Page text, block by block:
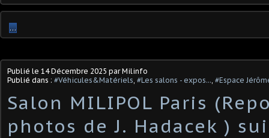
…
Publié le 14 Décembre 2025 par Milinfo
Publié dans : #Véhicules&Matériels, #Les salons - expos..., #Espace
Salon MILIPOL Paris
photos de J. Hadacek )